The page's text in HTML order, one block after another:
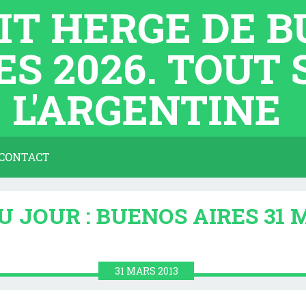
HERGE DE
2026. TOUT
L'ARGENTINE
JOUR : BUENOS AIRES 31
31 MARS 2013